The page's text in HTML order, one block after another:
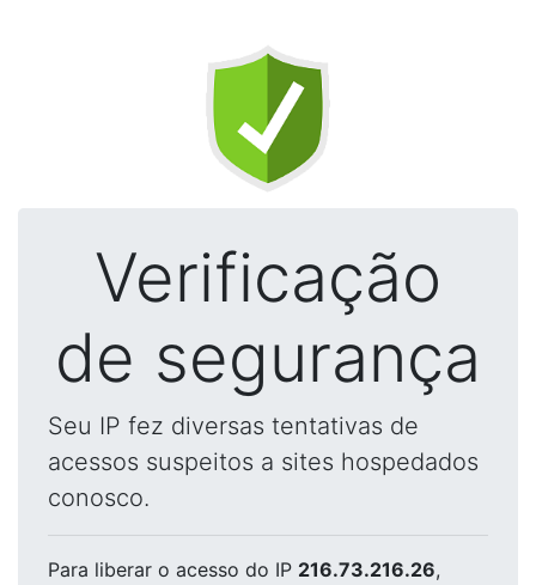
Verificação
de segurança
Seu IP fez diversas tentativas de
acessos suspeitos a sites hospedados
conosco.
Para liberar o acesso do IP 216.73.216.26,